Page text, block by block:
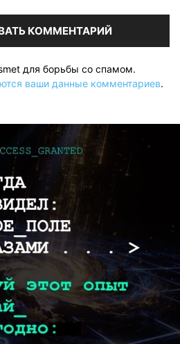
для борьбы со спамом.
ваши данные комментариев.